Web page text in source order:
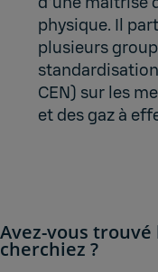
physique. Il
plusieurs
CEN) sur les
et des gaz à
Avez-vous
cherchiez ?